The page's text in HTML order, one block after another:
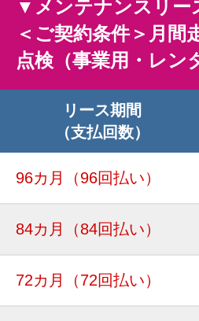
▼メンテナンスリー
＜ご契約条件＞月間
点検（事業用・レン
リース期間
（支払回数）
96カ月 （96回払い）
84カ月 （84回払い）
72カ月 （72回払い）